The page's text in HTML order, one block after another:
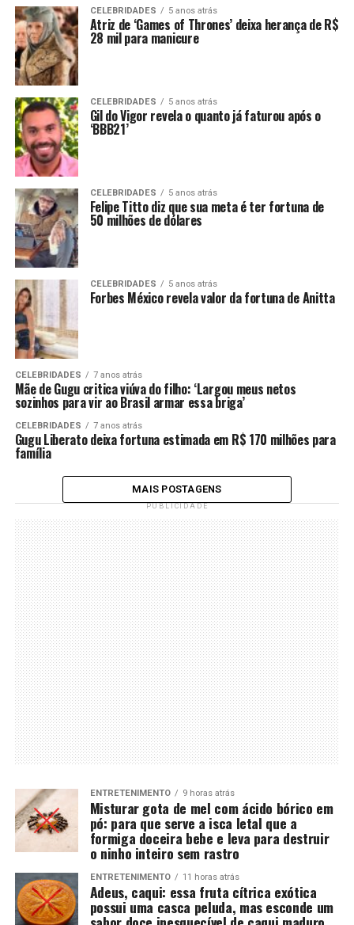
CELEBRIDADES 5 anos atrás
Atriz de ‘Games of Thrones’ deixa herança de R$
28 mil para manicure
CELEBRIDADES 5 anos atrás
Gil do Vigor revela o quanto já faturou após o
‘BBB21’
CELEBRIDADES 5 anos atrás
Felipe Titto diz que sua meta é ter fortuna de
50 milhões de dólares
CELEBRIDADES 5 anos atrás
Forbes México revela valor da fortuna de Anitta
CELEBRIDADES 7 anos atrás
Mãe de Gugu critica viúva do filho: ‘Largou meus netos
sozinhos para vir ao Brasil armar essa briga’
CELEBRIDADES 7 anos atrás
Gugu Liberato deixa fortuna estimada em R$ 170 milhões para
família
MAIS POSTAGENS
PUBLICIDADE
ENTRETENIMENTO 9 horas atrás
Misturar gota de mel com ácido bórico em
pó: para que serve a isca letal que a
formiga doceira bebe e leva para destruir
o ninho inteiro sem rastro
ENTRETENIMENTO 11 horas atrás
Adeus, caqui: essa fruta cítrica exótica
possui uma casca peluda, mas esconde um